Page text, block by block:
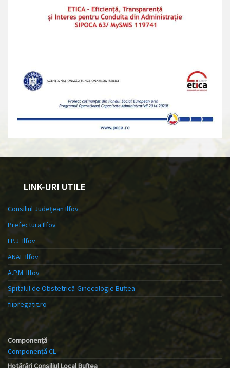
LINK-URI UTILE
Consiliul Județean Ilfov
Prefectura Ilfov
I.P.J. Ilfov
ANAF Ilfov
A.P.M. Ilfov
Spitalul de Obstetrică-Ginecologie Buftea
fiipregatit.ro
Componență
Componență CL
Hotărâri Consiliul Local Buftea